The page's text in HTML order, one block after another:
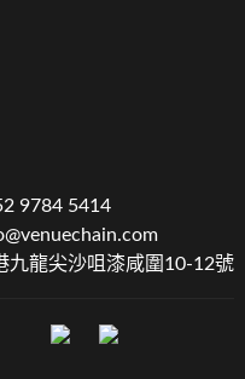
9784 5414
九龍尖沙咀漆咸圍10-12號